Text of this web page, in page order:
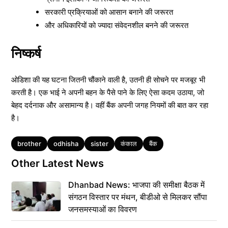
सरकारी प्रक्रियाओं को आसान बनाने की जरूरत
और अधिकारियों को ज्यादा संवेदनशील बनने की जरूरत
निष्कर्ष
ओडिशा की यह घटना जितनी चौंकाने वाली है, उतनी ही सोचने पर मजबूर भी
करती है। एक भाई ने अपनी बहन के पैसे पाने के लिए ऐसा कदम उठाया, जो
बेहद दर्दनाक और असामान्य है। वहीं बैंक अपनी जगह नियमों की बात कर रहा
है।
Tags
brother odhisha sister कंकाल बैंक
Other Latest News
Dhanbad News: भाजपा की समीक्षा बैठक में
संगठन विस्तार पर मंथन, बीडीओ से मिलकर सौंपा
जनसमस्याओं का विवरण